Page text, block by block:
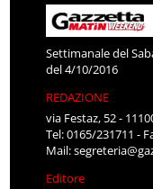
Settimanale del
del 4/10/2016
REDAZIONE
via Festaz, 52 -
Tel: 0165/231711 -
Mail:
Editore